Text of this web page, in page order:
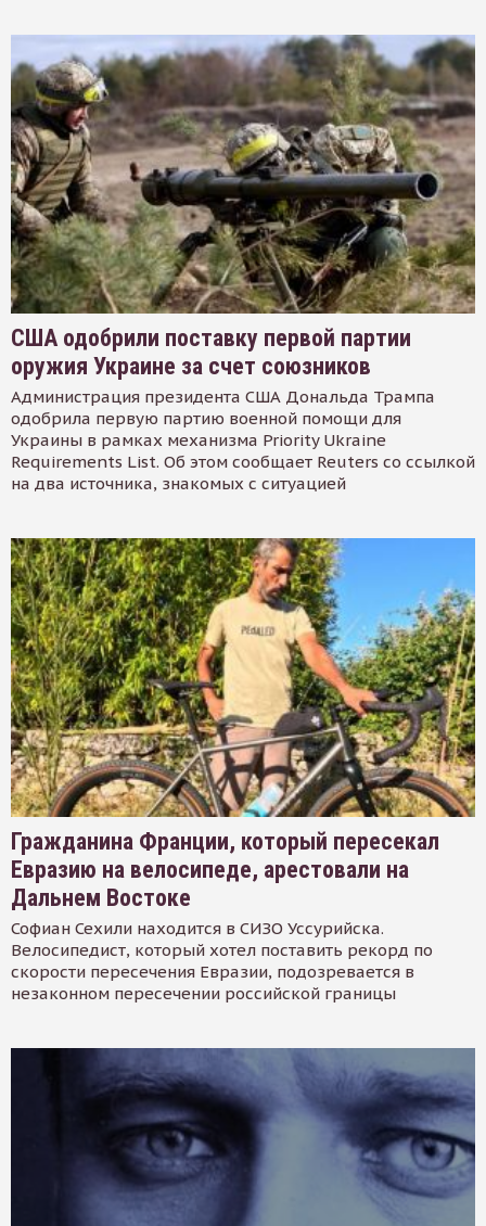
США одобрили поставку первой партии
оружия Украине за счет союзников
Администрация президента США Дональда Трампа
одобрила первую партию военной помощи для
Украины в рамках механизма Priority Ukraine
Requirements List. Об этом сообщает Reuters со ссылкой
на два источника, знакомых с ситуацией
Гражданина Франции, который пересекал
Евразию на велосипеде, арестовали на
Дальнем Востоке
Софиан Сехили находится в СИЗО Уссурийска.
Велосипедист, который хотел поставить рекорд по
скорости пересечения Евразии, подозревается в
незаконном пересечении российской границы